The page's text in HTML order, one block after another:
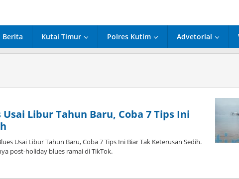
Berita Kutai Timur Polres Kutim Advetorial
Libur Tahun Baru, Coba 7 Tips Ini
Usai Libur Tahun Baru, Coba 7 Tips Ini Biar Tak Keterusan Sedih.
post-holiday blues ramai di TikTok.